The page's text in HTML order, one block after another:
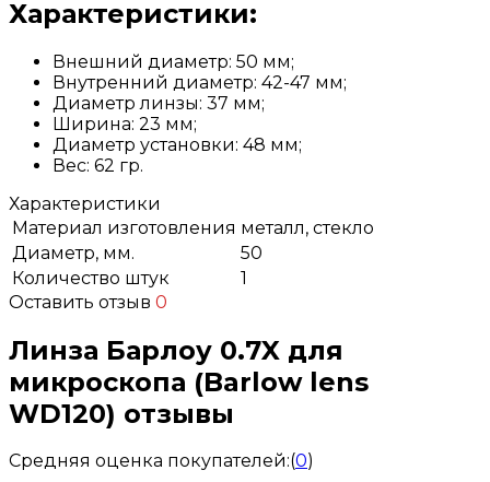
Характеристики:
Внешний диаметр: 50 мм;
Внутренний диаметр: 42-47 мм;
Диаметр линзы: 37 мм;
Ширина: 23 мм;
Диаметр установки: 48 мм;
Вес: 62 гр.
Характеристики
Материал изготовления металл, стекло
Диаметр, мм.
50
Количество штук
1
Оставить отзыв 0
Линза Барлоу 0.7X для
микроскопа (Barlow lens
WD120) отзывы
Средняя оценка покупателей:(0)